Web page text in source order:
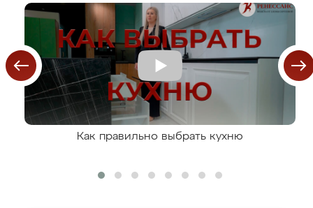
Как правильно выбрать кухню